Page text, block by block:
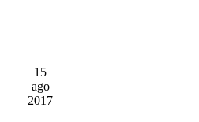
15
ago
2017